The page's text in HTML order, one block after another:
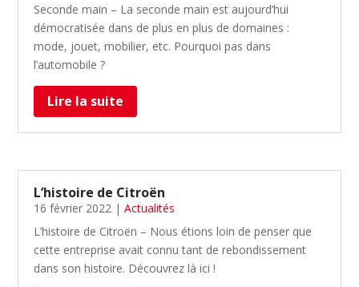
Seconde main – La seconde main est aujourd’hui
démocratisée dans de plus en plus de domaines :
mode, jouet, mobilier, etc. Pourquoi pas dans
l’automobile ?
Lire la suite
L’histoire de Citroën
16 février 2022 |Actualités
L’histoire de Citroën – Nous étions loin de penser que
cette entreprise avait connu tant de rebondissement
dans son histoire. Découvrez là ici !